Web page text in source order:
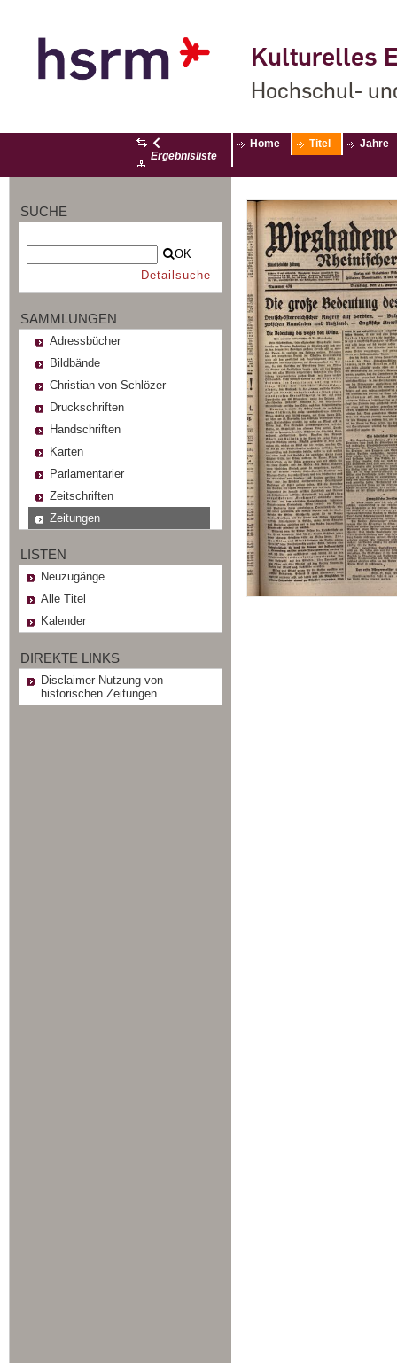
Kulturelles
Hochschul-
Ergebnisliste
Home Titel Jahre
SUCHE
OK
Detailsuche
SAMMLUNGEN
Adressbücher
Bildbände
Christian von Schlözer
Druckschriften
Handschriften
Karten
Parlamentarier
Zeitschriften
Zeitungen
LISTEN
Neuzugänge
Alle Titel
Kalender
DIREKTE LINKS
Disclaimer Nutzung von
historischen Zeitungen